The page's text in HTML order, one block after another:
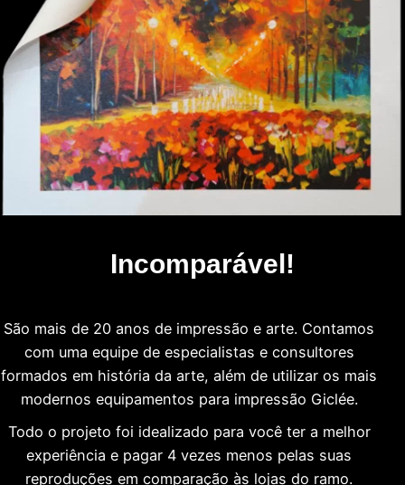
Incomparável!
São mais de 20 anos de impressão e arte. Contamos
com uma equipe de especialistas e consultores
formados em história da arte, além de utilizar os mais
modernos equipamentos para impressão Giclée.
Todo o projeto foi idealizado para você ter a melhor
experiência e pagar 4 vezes menos pelas suas
reproduções em comparação às lojas do ramo.